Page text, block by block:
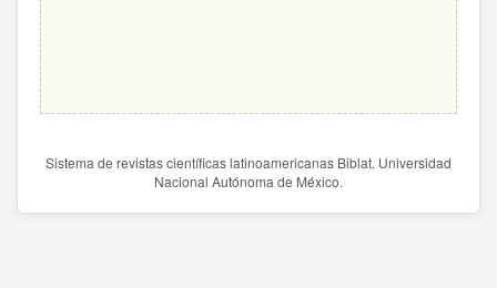
Sistema de revistas científicas latinoamericanas Biblat. Universidad
Nacional Autónoma de México.